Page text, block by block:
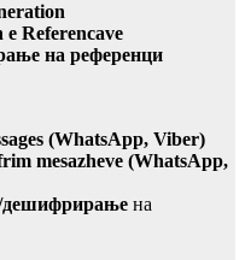
Referencave
на референци
(WhatsApp, Viber)
mesazheve (WhatsApp,
дешифрирање на